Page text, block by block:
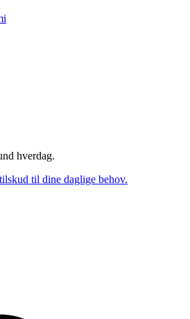
hverdag.
til dine daglige behov.